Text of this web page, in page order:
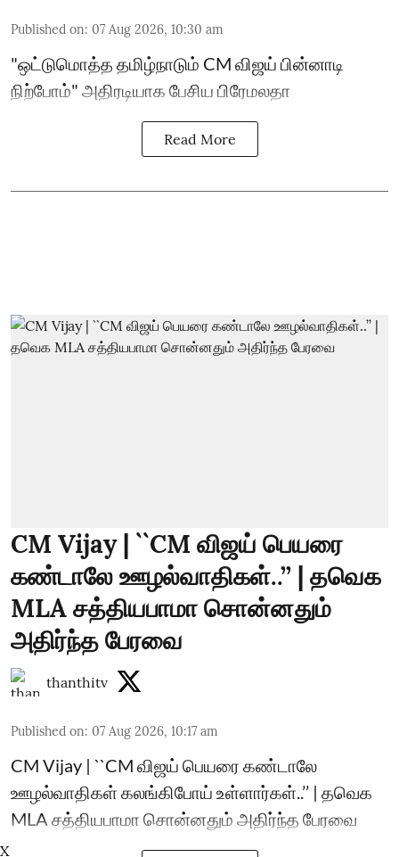
Published on: 07 Aug 2026, 10:30 am
"ஒட்டுமொத்த தமிழ்நாடும் CM விஜய் பின்னாடி
நிற்போம்" அதிரடியாக பேசிய பிரேமலதா
Read More
CM Vijay | ``CM விஜய் பெயரை
கண்டாலே ஊழல்வாதிகள்..’’ | தவெக
MLA சத்தியபாமா சொன்னதும்
அதிர்ந்த பேரவை
thanthitv
Published on: 07 Aug 2026, 10:17 am
CM Vijay | ``CM விஜய் பெயரை கண்டாலே
ஊழல்வாதிகள் கலங்கிபோய் உள்ளார்கள்..’’ | தவெக
MLA சத்தியபாமா சொன்னதும் அதிர்ந்த பேரவை
X